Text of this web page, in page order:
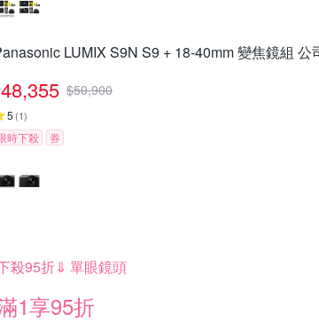
LUMIX S9N S9 + 18-40mm 變焦鏡組 公
48,355 $50,900
5 (1)
時下殺 券
殺95折⇓ 單眼鏡頭
1享95折